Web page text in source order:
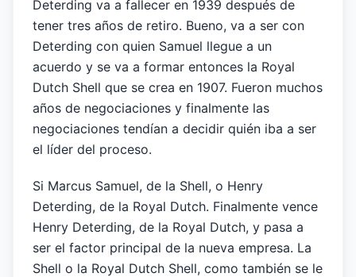
Deterding va a fallecer en 1939 después de
tener tres años de retiro. Bueno, va a ser con
Deterding con quien Samuel llegue a un
acuerdo y se va a formar entonces la Royal
Dutch Shell que se crea en 1907. Fueron muchos
años de negociaciones y finalmente las
negociaciones tendían a decidir quién iba a ser
el líder del proceso.
Si Marcus Samuel, de la Shell, o Henry
Deterding, de la Royal Dutch. Finalmente vence
Henry Deterding, de la Royal Dutch, y pasa a
ser el factor principal de la nueva empresa. La
Shell o la Royal Dutch Shell, como también se le